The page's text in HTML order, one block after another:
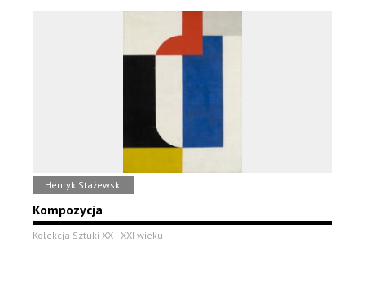
Henryk Stażewski
Kompozycja
Kolekcja Sztuki XX i XXI wieku